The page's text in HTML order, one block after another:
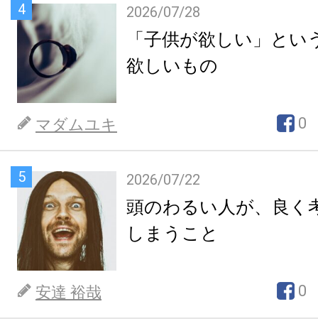
4 2026/07/28
「子供が欲しい」とい
欲しいもの
マダムユキ 0
5 2026/07/22
頭のわるい人が、良く
しまうこと
安達 裕哉 0